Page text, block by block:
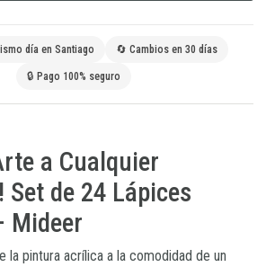
día en Santiago 🔄 Cambios en 30 días
🔒 Pago 100% seguro
a Cualquier
Set de 24 Lápices
Mideer
la pintura acrílica a la comodidad de un